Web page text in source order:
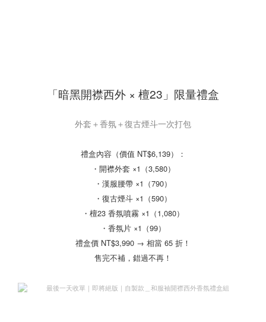
「暗黑開襟西外 × 檀23」限量禮盒
外套＋香氛＋復古煙斗一次打包
禮盒內容（價值 NT$6,139）：
・開襟外套 ×1（3,580）
・漢服腰帶 ×1（790）
・復古煙斗 ×1（590）
・檀23 香氛噴霧 ×1（1,080）
・香氛片 ×1（99）
禮盒價 NT$3,990 → 相當 65 折！
售完不補，錯過不再！